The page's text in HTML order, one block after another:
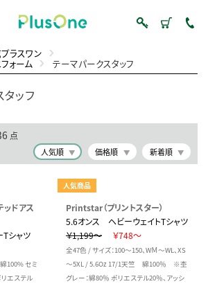
ラスワン
ォーム テーマパークスタッフ
ッフ
点
人気順 価格順 新着順
ドアス
シャツ
100% セミ
エステル
人気商品
Printstar（プリントスター）
5.6オンス ヘビーウェイトTシャツ
￥1,199～
￥748～
全47色 / サイズ：100～150、WＭ～WL、XS
～5XL / 5.6Oz 17/1天竺 綿100％ ※杢
グレー：綿80％ ポリエステル20％、アッシ